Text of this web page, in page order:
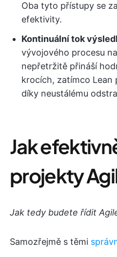
Oba tyto přístupy se
efektivity.
Kontinuální tok
vývojového procesu
nepřetržitě přináší
krocích, zatímco Lean
díky neustálému
Jak
projekty
Jak tedy budete řídit
Samozřejmě s těmi